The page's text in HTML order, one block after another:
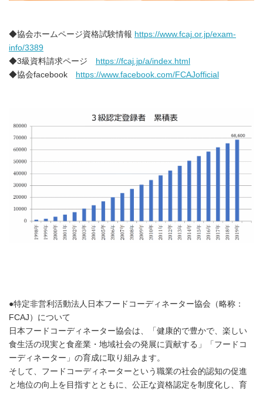
◆協会ホームページ資格試験情報 https://www.fcaj.or.jp/exam-
info/3389
◆3級資料請求ページ
https://fcaj.jp/a/index.html
◆協会facebook
https://www.facebook.com/FCAJofficial
●特定非営利活動法人日本フードコーディネーター協会（略称：
FCAJ）について
日本フードコーディネーター協会は、「健康的で豊かで、楽しい
食生活の現実と食産業・地域社会の発展に貢献する」「フードコ
ーディネーター」の育成に取り組みます。
そして、フードコーディネーターという職業の社会的認知の促進
と地位の向上を目指すとともに、公正な資格認定を制度化し、育